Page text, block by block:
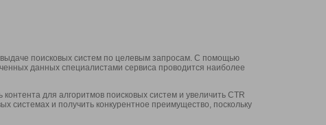
поисковых систем по целевым запросам. С помощью
данных специалистами сервиса проводится наиболее
для алгоритмов поисковых систем и увеличить CTR
системах и получить конкурентное преимущество, поскольку